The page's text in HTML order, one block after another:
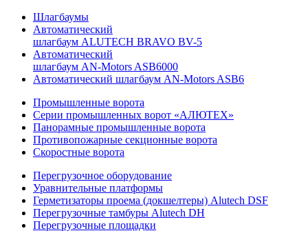
Шлагбаумы
Автоматический
шлагбаум ALUTECH BRAVO BV-5
Автоматический
шлагбаум AN-Motors ASB6000
Автоматический шлагбаум AN-Motors ASB6
Промышленные ворота
Серии промышленных ворот «АЛЮТЕХ»
Панорамные промышленные ворота
Противопожарные секционные ворота
Скоростные ворота
Перегрузочное оборудование
Уравнительные платформы
Герметизаторы проема (докшелтеры) Alutech DSF
Перегрузочные тамбуры Alutech DH
Перегрузочные площадки